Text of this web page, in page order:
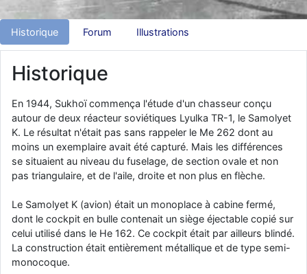
d9pouces: Joyeux Noël à tous !
d9pouces
: mais tu peux tenter l'un des rares lycées militaires
comme le Prytanée dans la Sarthe, ça ne peut pas faire de mal !
d9pouces: C'est plutôt après le lycée, voire après une prépa
scientifique, tu as donc encore un peu de temps devant toi
yaellerigolow: bonjour a tous je suis un élève de première
passionnée par l'aviation militaire , pourrais je savoir que faire après
le lycée pour s'orienter et pouvoir devenir officier de l'armée de l'air?
d9pouces : lesquels, par exemple ?
mahmoud: bonsoir, très instructif ce site .mais nous aimerions avoir
d9pouces : Ça me casse quand même bien les pieds, j’avoue
jericho: Pour moi tout est à nouveau OK dirait-on… Merci à toi.
d9pouces: En espérant n’avoir coupé les accessoires de personne
au passage !
Historique Forum Illustrations
Historique
En 1944, Sukhoï commença l'étude d'un chasseur conçu
autour de deux réacteur soviétiques Lyulka TR-1, le Samolyet
K. Le résultat n'était pas sans rappeler le Me 262 dont au
moins un exemplaire avait été capturé. Mais les différences
se situaient au niveau du fuselage, de section ovale et non
pas triangulaire, et de l'aile, droite et non plus en flèche.
Le Samolyet K (avion) était un monoplace à cabine fermé,
dont le cockpit en bulle contenait un siège éjectable copié sur
celui utilisé dans le He 162. Ce cockpit était par ailleurs blindé.
La construction était entièrement métallique et de type semi-
monocoque.